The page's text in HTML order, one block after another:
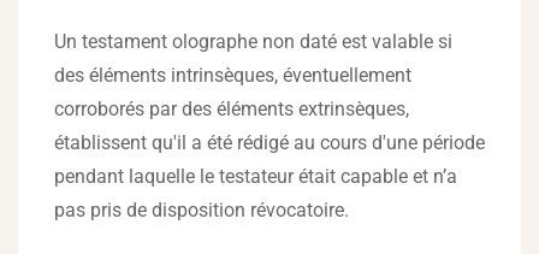
Un testament olographe non daté est valable si
des éléments intrinsèques, éventuellement
corroborés par des éléments extrinsèques,
établissent qu'il a été rédigé au cours d'une période
pendant laquelle le testateur était capable et n’a
pas pris de disposition révocatoire.